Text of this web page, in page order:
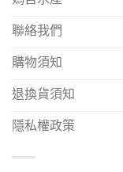
聯絡我們
購物須知
退換貨須知
隱私權政策